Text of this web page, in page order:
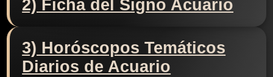
2) Ficha del Signo Acuario
3) Horóscopos Temáticos
Diarios de Acuario